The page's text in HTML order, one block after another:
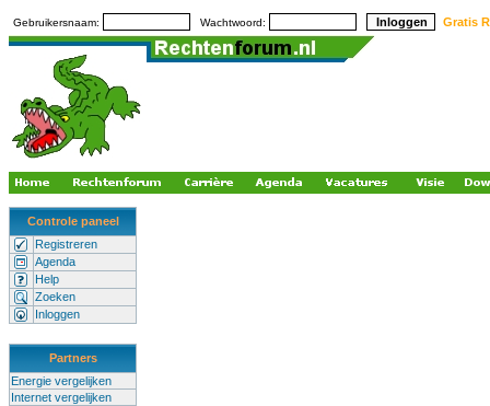
Gebruikersnaam: Wachtwoord: Gratis
Controle paneel
Registreren
Agenda
Help
Zoeken
Inloggen
Partners
Energie vergelijken
Internet vergelijken